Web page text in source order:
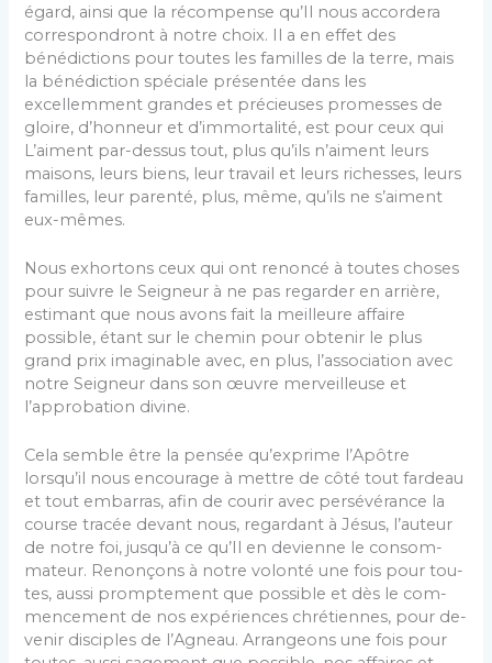
égard, ainsi que la récompense qu’Il nous accordera
correspondront à notre choix. Il a en effet des
bénédic­tions pour toutes les familles de la terre, mais
la béné­diction spéciale présentée dans les
excellemment grandes et précieuses promesses de
gloire, d’honneur et d’immortalité, est pour ceux qui
L’aiment par-dessus tout, plus qu’ils n’aiment leurs
maisons, leurs biens, leur travail et leurs richesses, leurs
familles, leur pa­renté, plus, même, qu’ils ne s’aiment
eux-mêmes.
Nous exhortons ceux qui ont renoncé à toutes choses
pour suivre le Seigneur à ne pas regarder en arrière,
estimant que nous avons fait la meilleure af­faire
possible, étant sur le chemin pour obtenir le plus
grand prix imaginable avec, en plus, l’association avec
notre Seigneur dans son œuvre merveilleuse et
l’approbation divine.
Cela semble être la pensée qu’exprime l’Apôtre
lorsqu’il nous encourage à mettre de côté tout fardeau
et tout embarras, afin de courir avec persévérance la
course tracée devant nous, regardant à Jésus, l’auteur
de notre foi, jusqu’à ce qu’Il en devienne le consom­
mateur. Renonçons à notre volonté une fois pour tou­
tes, aussi promptement que possible et dès le com­
mencement de nos expériences chrétiennes, pour de­
venir disciples de l’Agneau. Arrangeons une fois pour